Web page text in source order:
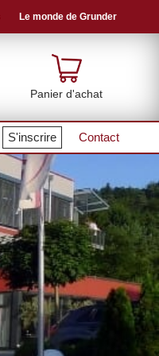
Le monde de Grunder
Panier d'achat
S'inscrire Contact